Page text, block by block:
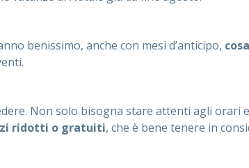
benissimo, anche con mesi d’anticipo,
Non solo bisogna stare attenti agli orari
ridotti o gratuiti, che è bene tenere in